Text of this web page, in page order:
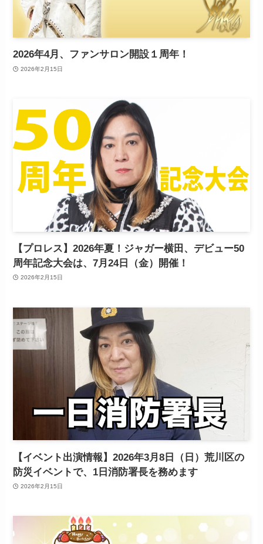
2026年4月、ファンサロン開設１周年！
2026年2月15日
【プロレス】2026年夏！ジャガー横田、デビュー50
周年記念大会は、7月24日（金）開催！
2026年2月15日
【イベント出演情報】2026年3月8日（日）荒川区の
防災イベントで、1日消防署長を務めます
2026年2月15日